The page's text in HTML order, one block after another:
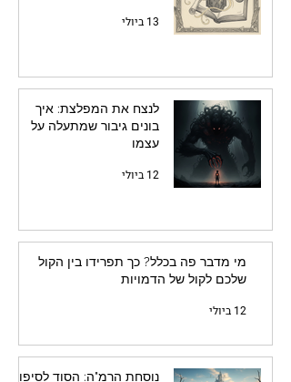
13 ביולי
לנצח את המפלצת: איך
בונים גיבור שמתעלה על
עצמו
12 ביולי
מי מדבר פה בכלל? כך תפרידו בין הקול
שלכם לקול של הדמויות
12 ביולי
נוסחת הרמ"ה: הסוד לסיפור